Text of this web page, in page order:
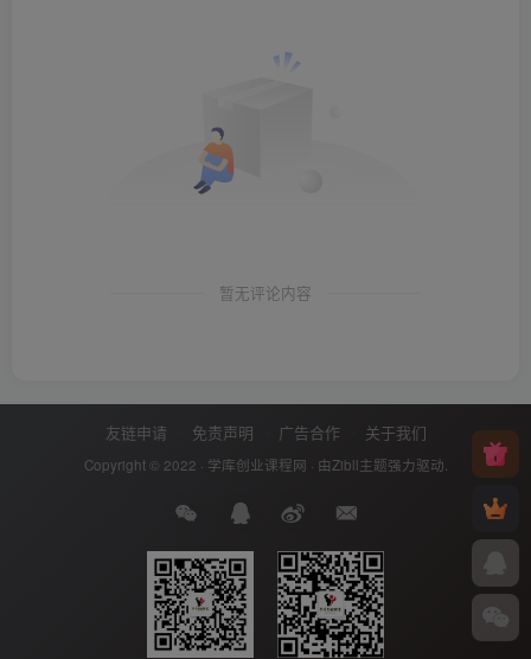
暂无评论内容
友链申请 免责声明 广告合作 关于我们
Copyright © 2022 · 学库创业课程网 · 由Zibll主题强力驱动.